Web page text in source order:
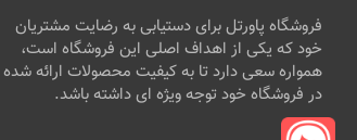
فروشگاه پاورتل برای دستیابی به رضایت مشتریان
خود که یکی از اهداف اصلی این فروشگاه است،
همواره سعی دارد تا به کیفیت محصولات ارائه شده
در فروشگاه خود توجه ویژه ای داشته باشد.